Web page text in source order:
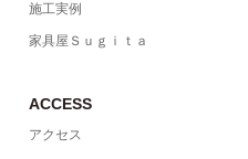
施工実例
家具屋Ｓｕｇｉｔａ
ACCESS
アクセス